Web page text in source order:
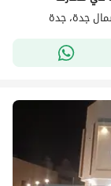
جدة، جدة